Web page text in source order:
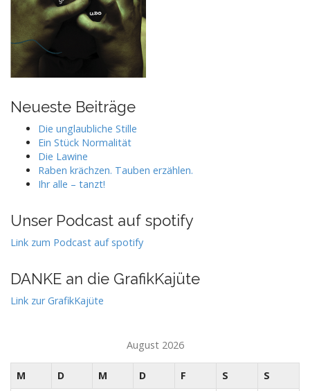
Neueste Beiträge
Die unglaubliche Stille
Ein Stück Normalität
Die Lawine
Raben krächzen. Tauben erzählen.
Ihr alle – tanzt!
Unser Podcast auf spotify
Link zum Podcast auf spotify
DANKE an die GrafikKajüte
Link zur GrafikKajüte
August 2026
M D M D F S
S